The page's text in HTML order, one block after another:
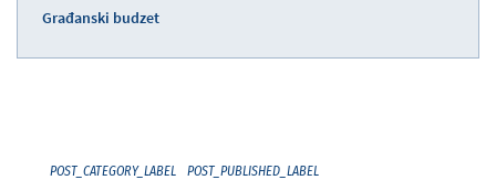
Građanski budzet
POST_CATEGORY_LABEL POST_PUBLISHED_LABEL